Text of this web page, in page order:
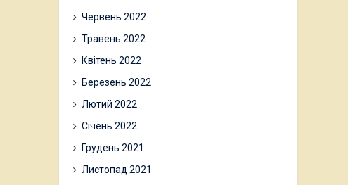
Червень 2022
Травень 2022
Квітень 2022
Березень 2022
Лютий 2022
Січень 2022
Грудень 2021
Листопад 2021